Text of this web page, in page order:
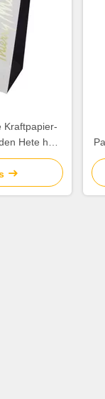
Kraftpapier-
Hete het